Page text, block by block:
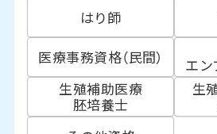
はり師
医療事務資格（民間）
エン
生殖補助医療
胚培養士
生